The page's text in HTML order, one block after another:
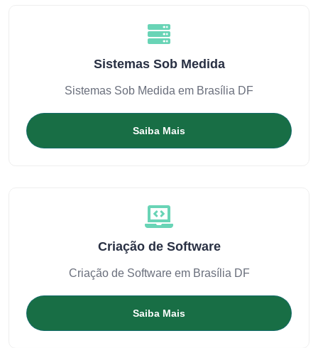
Sistemas Sob Medida
Sistemas Sob Medida em Brasília DF
Saiba Mais
Criação de Software
Criação de Software em Brasília DF
Saiba Mais